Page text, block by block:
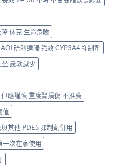
休克 生命危險
硫利達嗪 強效 CYP3A4 抑制劑
坐 晨勃減少
應謹慎 重度腎損傷 不推薦
值
其他 PDE5 抑制劑併用
一次在家使用